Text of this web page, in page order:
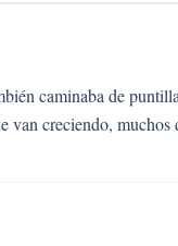
caminaba de
van creciendo,